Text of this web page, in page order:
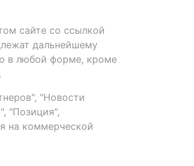
сайте со ссылкой
дальнейшему
в любой форме, кроме
"Новости
"Позиция",
на коммерческой